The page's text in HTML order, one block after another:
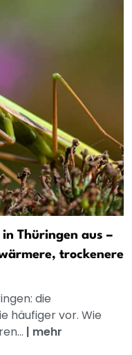
Thüringen aus –
trockenere
die
häufiger vor. Wie
| mehr